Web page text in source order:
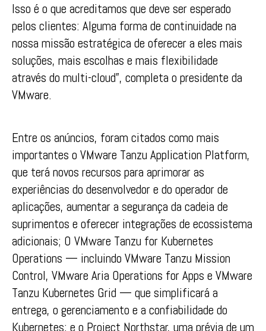
Isso é o que acreditamos que deve ser esperado
pelos clientes: Alguma forma de continuidade na
nossa missão estratégica de oferecer a eles mais
soluções, mais escolhas e mais flexibilidade
através do multi-cloud”, completa o presidente da
VMware.
Entre os anúncios, foram citados como mais
importantes o VMware Tanzu Application Platform,
que terá novos recursos para aprimorar as
experiências do desenvolvedor e do operador de
aplicações, aumentar a segurança da cadeia de
suprimentos e oferecer integrações de ecossistema
adicionais; O VMware Tanzu for Kubernetes
Operations — incluindo VMware Tanzu Mission
Control, VMware Aria Operations for Apps e VMware
Tanzu Kubernetes Grid — que simplificará a
entrega, o gerenciamento e a confiabilidade do
Kubernetes; e o Project Northstar, uma prévia de um